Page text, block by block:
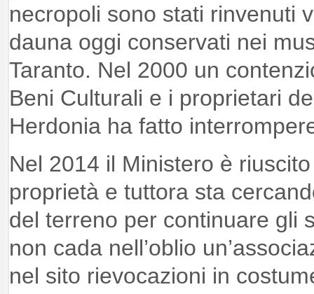
necropoli sono stati rinvenuti
dauna oggi conservati nei
Taranto. Nel 2000 un
Beni Culturali e i proprietari
Herdonia ha fatto
Nel 2014 il Ministero è
proprietà e tuttora sta
del terreno per continuare gli
non cada nell’oblio
nel sito rievocazioni in